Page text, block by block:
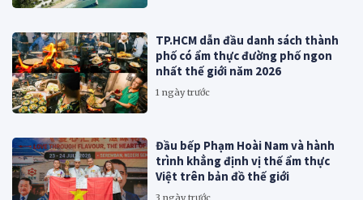
TP.HCM dẫn đầu danh sách thành
phố có ẩm thực đường phố ngon
nhất thế giới năm 2026
1 ngày trước
Đầu bếp Phạm Hoài Nam và hành
trình khẳng định vị thế ẩm thực
Việt trên bản đồ thế giới
3 ngày trước